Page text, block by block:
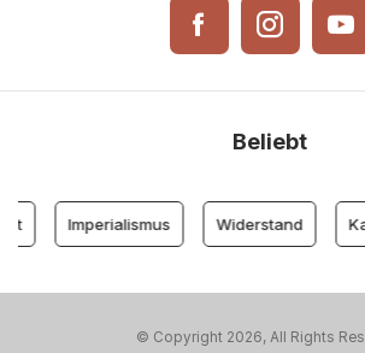
Beliebt
Imperialismus Widerstand
© Copyright 2026, All Rights